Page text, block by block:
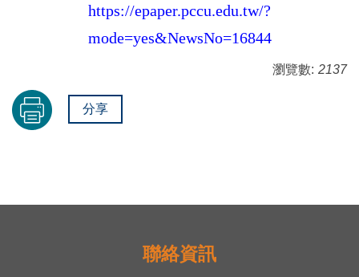
https://epaper.pccu.edu.tw/?
mode=yes&NewsNo=16844
瀏覽數: 2137
分享
聯絡資訊